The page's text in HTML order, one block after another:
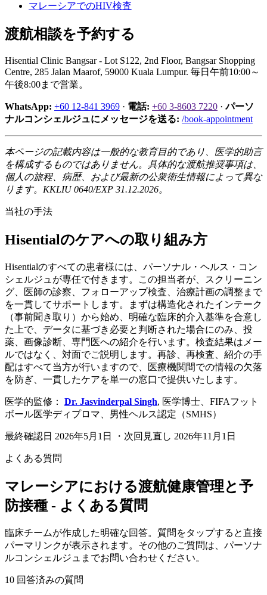
マレーシアでのHIV検査
渡航相談を予約する
Hisential Clinic Bangsar - Lot S122, 2nd Floor, Bangsar Shopping
Centre, 285 Jalan Maarof, 59000 Kuala Lumpur. 毎日午前10:00～
午後8:00まで営業。
WhatsApp: +60 12-841 3969 · 電話: +60 3-8603 7220 ·パーソ
ナルコンシェルジュにメッセージを送る: /book-appointment
本ページの記載内容は一般的な教育目的であり、医学的助言
を構成するものではありません。具体的な渡航推奨事項は、
個人の旅程、病歴、および最新の公衆衛生情報によって異な
ります。KKLIU 0640/EXP 31.12.2026。
当社の手法
Hisentialのケアへの取り組み方
Hisentialのすべての患者様には、パーソナル・ヘルス・コン
シェルジュが専任で付きます。この担当者が、スクリーニン
グ、医師の診察、フォローアップ検査、治療計画の調整まで
を一貫してサポートします。まずは構造化されたインテーク
（事前聞き取り）から始め、明確な臨床的介入基準を合意し
た上で、データに基づき必要と判断された場合にのみ、投
薬、画像診断、専門医への紹介を行います。検査結果はメー
ルではなく、対面でご説明します。再診、再検査、紹介の手
配はすべて当方が行いますので、医療機関間での情報の欠落
を防ぎ、一貫したケアを単一の窓口で提供いたします。
医学的監修： Dr. Jasvinderpal Singh, 医学博士、FIFAフット
ボール医学ディプロマ、男性ヘルス認定（SMHS）
最終確認日 2026年5月1日 ・次回見直し 2026年11月1日
よくある質問
マレーシアにおける渡航健康管理と予
防接種 - よくある質問
臨床チームが作成した明確な回答。質問をタップすると直接
パーマリンクが表示されます。その他のご質問は、パーソナ
ルコンシェルジュまでお問い合わせください。
10 回答済みの質問